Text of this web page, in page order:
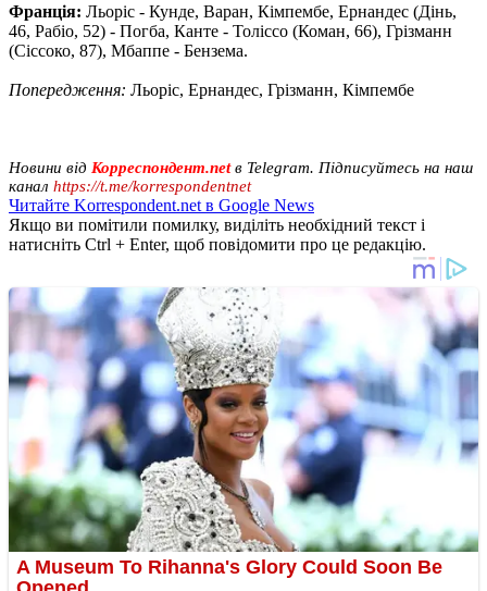
Франція: Льоріс - Кунде, Варан, Кімпембе, Ернандес (Дінь,
46, Рабіо, 52) - Погба, Канте - Толіссо (Коман, 66), Грізманн
(Сіссоко, 87), Мбаппе - Бензема.
Попередження: Льоріс, Ернандес, Грізманн, Кімпембе
Новини від Корреспондент.netв Telegram. Підписуйтесь на наш
канал https://t.me/korrespondentnet
Читайте Korrespondent.net в Google News
Якщо ви помітили помилку, виділіть необхідний текст і
натисніть Ctrl + Enter, щоб повідомити про це редакцію.